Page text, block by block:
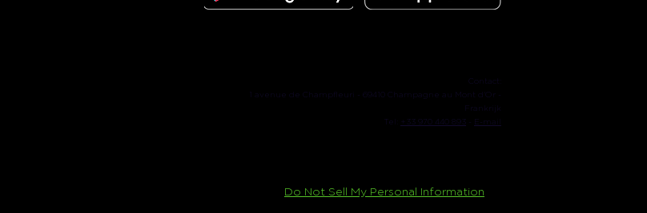
Contact:
1 avenue de Champfleuri - 69410 Champagne au Mont d'Or -
Frankrijk
Tel:
+33 970 440 893 E-mail
Do Not Sell My Personal Information